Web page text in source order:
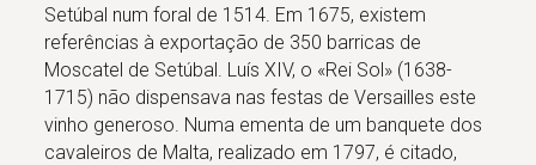
Setúbal num foral de 1514. Em 1675, existem
referências à exportação de 350 barricas de
Moscatel de Setúbal. Luís XIV, o «Rei Sol» (1638-
1715) não dispensava nas festas de Versailles este
vinho generoso. Numa ementa de um banquete dos
cavaleiros de Malta, realizado em 1797, é citado,